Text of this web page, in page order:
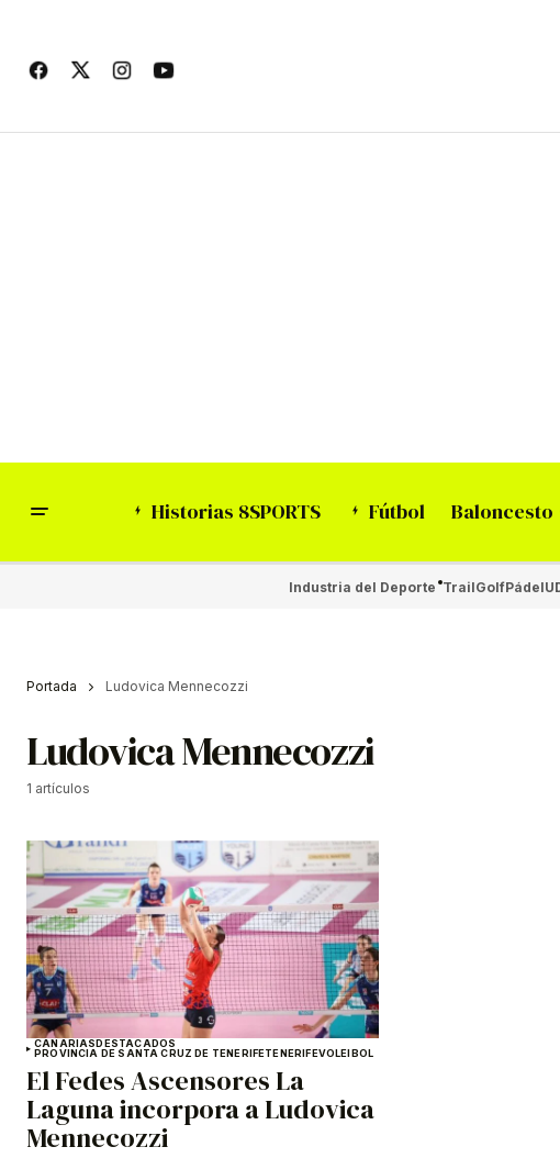
Historias 8SPORTS Fútbol Baloncesto
Industria del Deporte TrailGolfPádel
Portada Ludovica Mennecozzi
Ludovica Mennecozzi
1 artículos
CANARIASDESTACADOS
PROVINCIA DE SANTA CRUZ DE TENERIFETENERIFEVOLEIBOL
El Fedes Ascensores La
Laguna incorpora a Ludovica
Mennecozzi